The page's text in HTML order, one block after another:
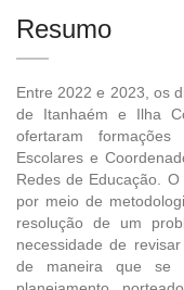
Resumo
Entre 2022 e 2023, os
de Itanhaém e Ilha
ofertaram
Escolares e
Redes de Educação.
por meio de
resolução de um
necessidade de
de maneira que se